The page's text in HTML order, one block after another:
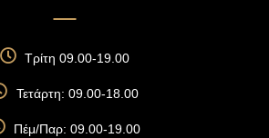
Τρίτη 09.00-19.00
Τετάρτη: 09.00-18.00
Πέμ/Παρ: 09.00-19.00